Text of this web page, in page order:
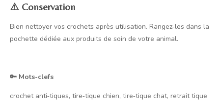
⚠️ Conservation
Bien nettoyer vos crochets après utilisation. Rangez-les dans la
pochette dédiée aux produits de soin de votre animal.
🔑 Mots-clefs
crochet anti‑tiques, tire‑tique chien, tire‑tique chat, retrait tique